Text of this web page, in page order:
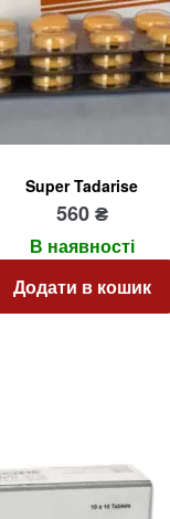
Super Tadarise
560₴
В наявності
Додати в кошик